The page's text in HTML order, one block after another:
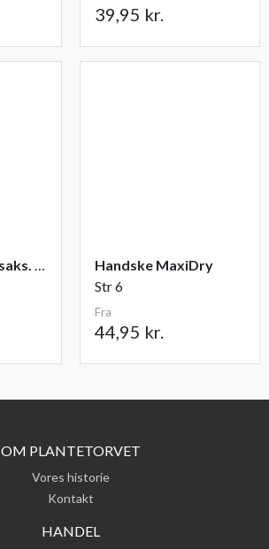
39,95 kr.
Felco beskærersaks. nr. 2
Handske MaxiDry
Str 6
Fra
44,95 kr.
OM PLANTETORVET
Vores historie
Kontakt
HANDEL